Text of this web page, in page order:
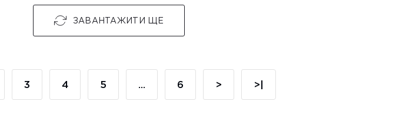
ЗАВАНТАЖИТИ ЩЕ
3 4 5 ... 6 > >|